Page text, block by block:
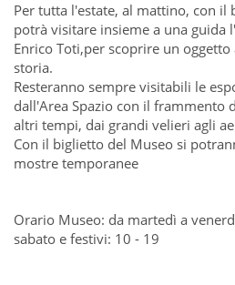
Per tutta l'estate, al mattino, con il
potrà visitare insieme a una
Enrico Toti,per scoprire un
storia.
Resteranno sempre visitabili le
dall'Area Spazio con il frammento
altri tempi, dai grandi velieri agli
Con il biglietto del Museo si
mostre temporanee
Orario Museo: da martedì a
sabato e festivi: 10 - 19